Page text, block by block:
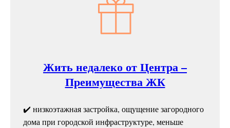
Жить недалеко от Центра –
Преимущества ЖК
✔️ низкоэтажная застройка, ощущение загородного
дома при городской инфраструктуре, меньше